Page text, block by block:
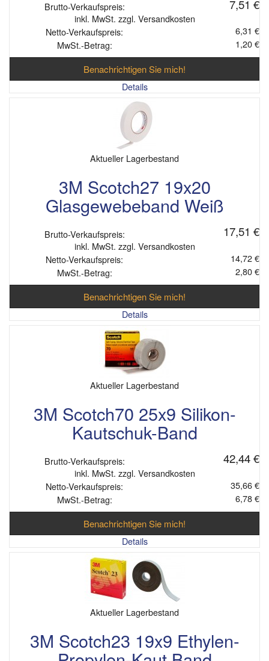
Brutto-Verkaufspreis: 7,51 €
inkl. MwSt. zzgl. Versandkosten
Netto-Verkaufspreis:
6,31 €
MwSt.-Betrag:
1,20 €
Benachrichtigen Sie mich!
Details
Aktueller Lagerbestand
3M Scotch27 19x20
Glasgewebeband Weiß
Brutto-Verkaufspreis: 17,51 €
inkl. MwSt. zzgl. Versandkosten
Netto-Verkaufspreis:
14,72 €
MwSt.-Betrag:
2,80 €
Benachrichtigen Sie mich!
Details
Aktueller Lagerbestand
3M Scotch70 25x9 Silikon-
Kautschuk-Band
Brutto-Verkaufspreis: 42,44 €
inkl. MwSt. zzgl. Versandkosten
Netto-Verkaufspreis:
35,66 €
MwSt.-Betrag:
6,78 €
Benachrichtigen Sie mich!
Details
Aktueller Lagerbestand
3M Scotch23 19x9 Ethylen-